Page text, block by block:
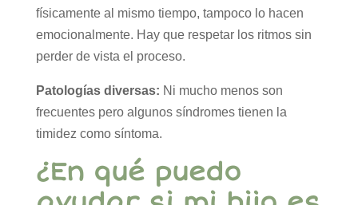
físicamente al mismo tiempo, tampoco lo hacen
emocionalmente. Hay que respetar los ritmos sin
perder de vista el proceso.
Patologías diversas: Ni mucho menos son
frecuentes pero algunos síndromes tienen la
timidez como síntoma.
¿En qué puedo